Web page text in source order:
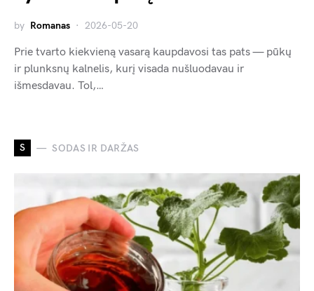
by Romanas 2026-05-20
Prie tvarto kiekvieną vasarą kaupdavosi tas pats — pūkų
ir plunksnų kalnelis, kurį visada nušluodavau ir
išmesdavau. Tol,…
S SODAS IR DARŽAS